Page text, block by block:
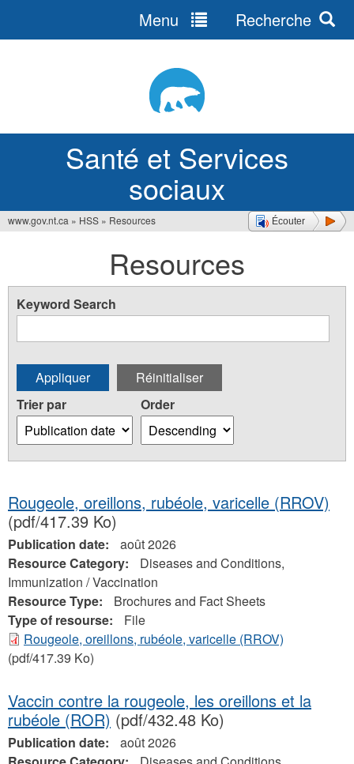
Santé et Services
sociaux
Menu Recherche
Écouter
ici
www.gov.nt.ca » HSS » Resources
Resources
Keyword Search
Trier par Order
Rougeole, oreillons, rubéole, varicelle (RROV)
(pdf/417.39 Ko)
Publication date:
août 2026
Resource Category:
Diseases and Conditions,
Immunization / Vaccination
Resource Type:
Brochures and Fact Sheets
Type of resourse:
File
Rougeole, oreillons, rubéole, varicelle (RROV)
(pdf/417.39 Ko)
Vaccin contre la rougeole, les oreillons et la
rubéole (ROR) (pdf/432.48 Ko)
Publication date:
août 2026